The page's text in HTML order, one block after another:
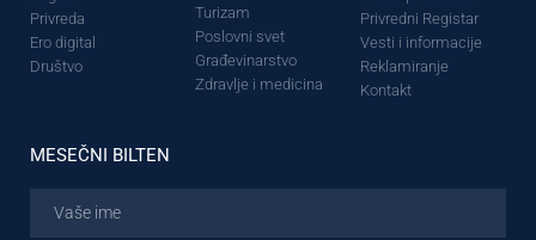
Privreda
Ero digital
Društvo
Turizam
Poslovni svet
Građevinarstvo
Zdravlje i medicina
Privredni Registar
Vesti i informacije
Reklamiranje
Kontakt
MESEČNI BILTEN